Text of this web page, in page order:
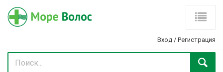
Вход / Регистрация